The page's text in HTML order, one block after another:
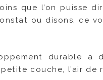
que l’on puisse
ou disons, ce
durable
couche, l’air